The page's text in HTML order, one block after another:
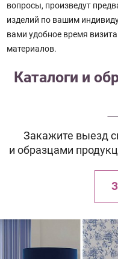
вопросы, произведут
изделий по вашим
вами удобное время
материалов.
Каталоги и
Закажите выезд
и образцами